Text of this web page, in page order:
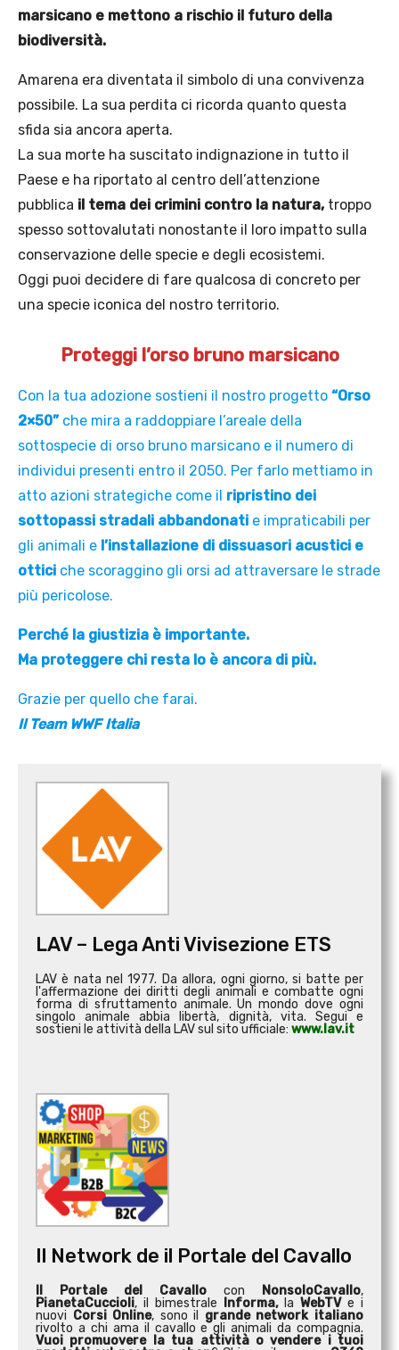
marsicano e mettono a rischio il futuro della
biodiversità.
Amarena era diventata il simbolo di una convivenza
possibile. La sua perdita ci ricorda quanto questa
sfida sia ancora aperta.
La sua morte ha suscitato indignazione in tutto il
Paese e ha riportato al centro dell’attenzione
pubblica il tema dei crimini contro la natura, troppo
spesso sottovalutati nonostante il loro impatto sulla
conservazione delle specie e degli ecosistemi.
Oggi puoi decidere di fare qualcosa di concreto per
una specie iconica del nostro territorio.
Proteggi l’orso bruno marsicano
Con la tua adozione sostieni il nostro progetto “Orso
2×50” che mira a raddoppiare l’areale della
sottospecie di orso bruno marsicano e il numero di
individui presenti entro il 2050. Per farlo mettiamo in
atto azioni strategiche come il ripristino dei
sottopassi stradali abbandonati e impraticabili per
gli animali e l’installazione di dissuasori acustici e
ottici che scoraggino gli orsi ad attraversare le strade
più pericolose.
Perché la giustizia è importante.
Ma proteggere chi resta lo è ancora di più.
Grazie per quello che farai.
Il Team WWF Italia
LAV – Lega Anti Vivisezione ETS
LAV è nata nel 1977. Da allora, ogni giorno, si batte per
l'affermazione dei diritti degli animali e combatte ogni
forma di sfruttamento animale. Un mondo dove ogni
singolo animale abbia libertà, dignità, vita. Segui e
sostieni le attività della LAV sul sito ufficiale: www.lav.it
Il Network de il Portale del Cavallo
Il Portale del Cavallo con NonsoloCavallo,
PianetaCuccioli, il bimestrale Informa,laWebTVe i
nuovi Corsi Online, sono il grande network italiano
rivolto a chi ama il cavallo e gli animali da compagnia.
Vuoi promuovere la tua attività ovendere i tuoi